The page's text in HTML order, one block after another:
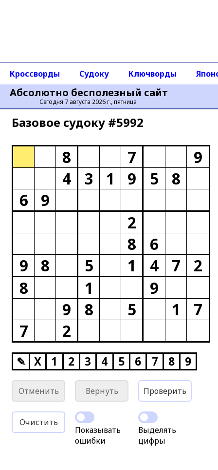
Абсолютно бесполезный сайт
Сегодня 7 августа 2026 г., пятница
Кроссворды Судоку Ключворды
Базовое cудоку #5992
8 7
9
4
3 1 9 5
8
6
9
2
8
6
9
8 5 1 4 7
2
8
1
9
9
8 5 1
7
7
2
✎ X 1 2 3 4 5 6 7 8 9
Отменить Вернуть Проверить
Очистить
Показывать
ошибки
Выделять
цифры